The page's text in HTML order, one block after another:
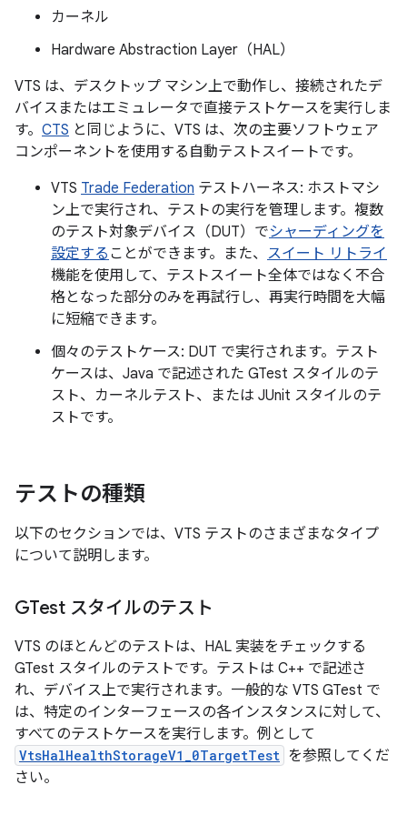
カーネル
Hardware Abstraction Layer（HAL）
VTS は、デスクトップ マシン上で動作し、接続されたデ
バイスまたはエミュレータで直接テストケースを実行しま
す。 CTS と同じように、VTS は、次の主要ソフトウェア
コンポーネントを使用する自動テストスイートです。
VTS Trade Federation テストハーネス: ホストマシ
ン上で実行され、テストの実行を管理します。複数
のテスト対象デバイス（DUT）でシャーディングを
設定する ことができます。また、 スイート リトライ
機能を使用して、テストスイート全体ではなく不合
格となった部分のみを再試行し、再実行時間を大幅
に短縮できます。
個々のテストケース: DUT で実行されます。テスト
ケースは、Java で記述された GTest スタイルのテ
スト、カーネルテスト、または JUnit スタイルのテ
ストです。
テストの種類
以下のセクションでは、VTS テストのさまざまなタイプ
について説明します。
GTest スタイルのテスト
VTS のほとんどのテストは、HAL 実装をチェックする
GTest スタイルのテストです。テストは C++ で記述さ
れ、デバイス上で実行されます。一般的な VTS GTest で
は、特定のインターフェースの各インスタンスに対して、
すべてのテストケースを実行します。例として
VtsHalHealthStorageV1_0TargetTest を参照してくだ
さい。